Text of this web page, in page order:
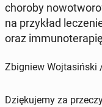
choroby
na przy­kład
oraz
Zbigniew Wojtasiński
Dziękujemy za